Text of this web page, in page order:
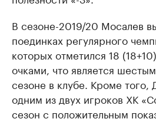
В сезоне-2019/20 Мосалев
поединках регулярного
которых отметился 18
очками, что является
сезоне в клубе. Кроме того,
одним из двух игроков ХК
сезон с положительным